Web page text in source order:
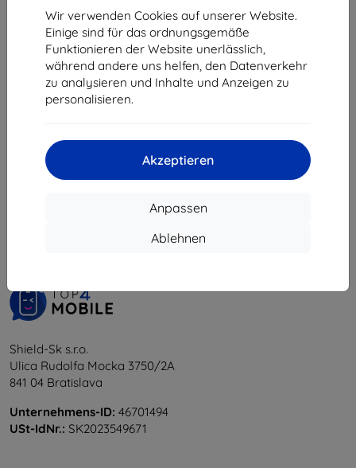
Wir verwenden Cookies auf unserer Website.
Einige sind für das ordnungsgemäße
Funktionieren der Website unerlässlich,
während andere uns helfen, den Datenverkehr
zu analysieren und Inhalte und Anzeigen zu
personalisieren.
Akzeptieren
Anpassen
Ablehnen
Schutzglas für Samsung Galaxy
Tab S6 Lite 2024
€ 24,90
€ 22,42
Auf Lager > 5 Stk.
vom ganzen5.
Shield-Sk s.r.o.
Ulica Rudolfa Mocka 3750/2A
841 04 Bratislava
Unternehmens-ID: 46701494
USt-IdNr.: SK2023549671